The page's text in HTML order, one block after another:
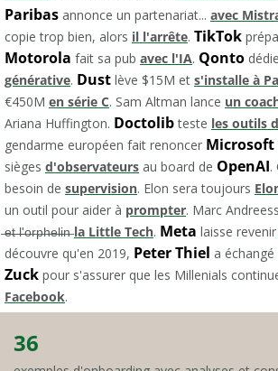
Paribas annonce un partenariat... avec
copie trop bien, alors il l'arrête. TikTok
Motorola fait sa pub avec l'IA. Qonto
générative. Dust lève $15M et s'installe à
€450M en série C. Sam Altman lance un
Ariana Huffington. Doctolib teste les outils
gendarme européen fait renoncer Microsoft
sièges d'observateurs au board de OpenAI.
besoin de supervision. Elon sera toujours
un outil pour aider à prompter. Marc
̶e̶t̶ ̶l̶'̶o̶r̶p̶h̶e̶l̶i̶n̶ la Little Tech. Meta laisse revenir
découvre qu'en 2019, Peter Thiel
Zuck pour s'assurer que les Millenials
Facebook.
36